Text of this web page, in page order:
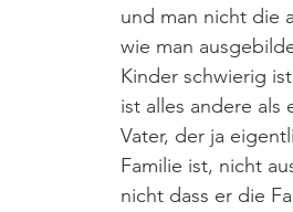
und man nicht die
wie man
Kinder schwierig
ist alles andere als
Vater, der ja
Familie ist, nicht
nicht dass er die